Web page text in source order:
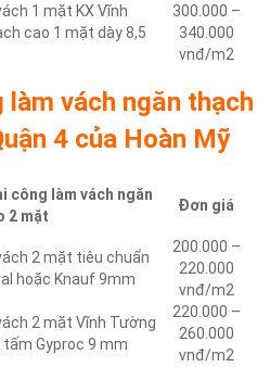
1 mặt KX Vĩnh
cao 1 mặt dày 8,5
300.000 –
340.000
vnđ/m2
làm vách ngăn thạch
4 của Hoàn Mỹ
công làm vách ngăn
2 mặt
Đơn giá
2 mặt tiêu chuẩn
hoặc Knauf 9mm
200.000 –
220.000
vnđ/m2
2 mặt Vĩnh Tường
Gyproc 9 mm
220.000 –
260.000
vnđ/m2